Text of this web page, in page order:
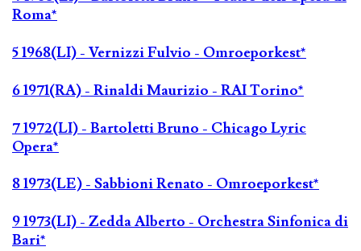
Roma*
5 1968(LI) - Vernizzi Fulvio - Omroeporkest*
6 1971(RA) - Rinaldi Maurizio - RAI Torino*
7 1972(LI) - Bartoletti Bruno - Chicago Lyric
Opera*
8 1973(LE) - Sabbioni Renato - Omroeporkest*
9 1973(LI) - Zedda Alberto - Orchestra Sinfonica di
Bari*